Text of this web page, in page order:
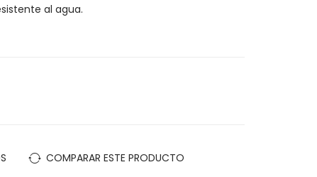
al agua.
COMPARAR ESTE PRODUCTO